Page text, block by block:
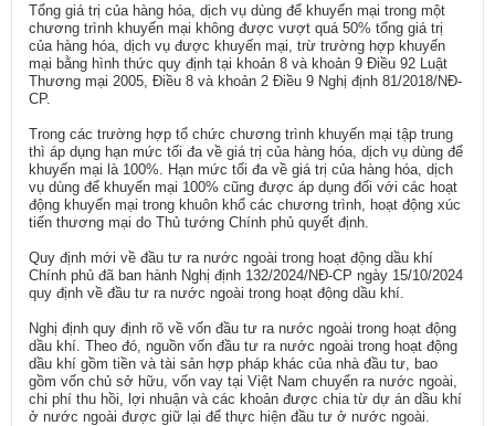
Tổng giá trị của hàng hóa, dịch vụ dùng để khuyến mại trong một
chương trình khuyến mại không được vượt quá 50% tổng giá trị
của hàng hóa, dịch vụ được khuyến mại, trừ trường hợp khuyến
mại bằng hình thức quy định tại khoản 8 và khoản 9 Điều 92 Luật
Thương mại 2005, Điều 8 và khoản 2 Điều 9 Nghị định 81/2018/NĐ-
CP.
Trong các trường hợp tổ chức chương trình khuyến mại tập trung
thì áp dụng hạn mức tối đa về giá trị của hàng hóa, dịch vụ dùng để
khuyến mại là 100%. Hạn mức tối đa về giá trị của hàng hóa, dịch
vụ dùng để khuyến mại 100% cũng được áp dụng đối với các hoạt
động khuyến mại trong khuôn khổ các chương trình, hoạt động xúc
tiến thương mại do Thủ tướng Chính phủ quyết định.
Quy định mới về đầu tư ra nước ngoài trong hoạt động dầu khí
Chính phủ đã ban hành Nghị định 132/2024/NĐ-CP ngày 15/10/2024
quy định về đầu tư ra nước ngoài trong hoạt động dầu khí.
Nghị định quy định rõ về vốn đầu tư ra nước ngoài trong hoạt động
dầu khí. Theo đó, nguồn vốn đầu tư ra nước ngoài trong hoạt động
dầu khí gồm tiền và tài sản hợp pháp khác của nhà đầu tư, bao
gồm vốn chủ sở hữu, vốn vay tại Việt Nam chuyển ra nước ngoài,
chi phí thu hồi, lợi nhuận và các khoản được chia từ dự án dầu khí
ở nước ngoài được giữ lại để thực hiện đầu tư ở nước ngoài.